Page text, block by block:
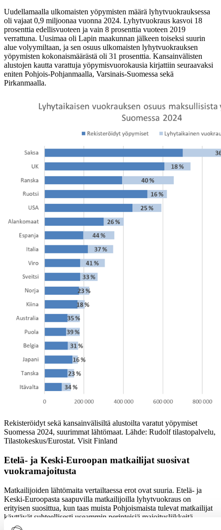
Uudellamaalla ulkomaisten yöpymisten määrä lyhytvuokrauksessa
oli vajaat 0,9 miljoonaa vuonna 2024. Lyhytvuokraus kasvoi 18
prosenttia edellisvuoteen ja vain 8 prosenttia vuoteen 2019
verrattuna. Uusimaa oli Lapin maakunnan jälkeen toiseksi suurin
alue volyymiltaan, ja sen osuus ulkomaisten lyhytvuokrauksen
yöpymisten kokonaismäärästä oli 31 prosenttia. Kansainvälisten
alustojen kautta varattuja yöpymisvuorokausia kirjattiin seuraavaksi
eniten Pohjois-Pohjanmaalla, Varsinais-Suomessa sekä
Pirkanmaalla.
Rekisteröidyt sekä kansainvälisiltä alustoilta varatut yöpymiset
Suomessa 2024, suurimmat lähtömaat. Lähde: Rudolf tilastopalvelu,
Tilastokeskus/Eurostat. Visit Finland
Etelä- ja Keski-Euroopan matkailijat suosivat
vuokramajoitusta
Matkailijoiden lähtömaita vertailtaessa erot ovat suuria. Etelä- ja
Keski-Euroopasta saapuvilla matkailijoilla lyhytvuokraus on
erityisen suosittua, kun taas muista Pohjoismaista tulevat matkailijat
käyttävät suhteellisesti useammin perinteisiä majoitusliikkeitä.